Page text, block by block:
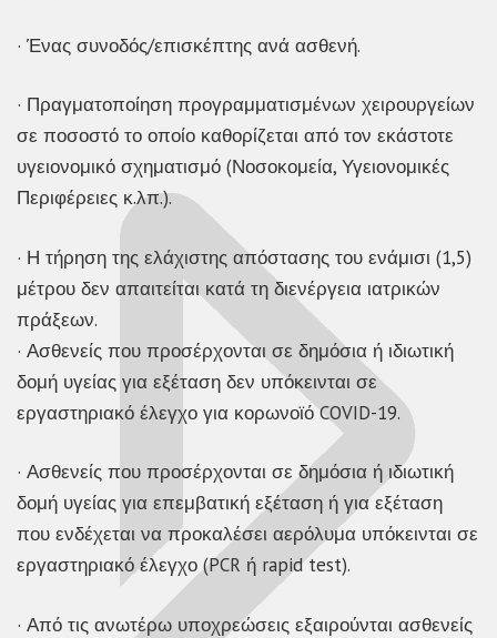
· Ένας συνοδός/επισκέπτης ανά ασθενή.
· Πραγματοποίηση προγραμματισμένων χειρουργείων
σε ποσοστό το οποίο καθορίζεται από τον εκάστοτε
υγειονομικό σχηματισμό (Νοσοκομεία, Υγειονομικές
Περιφέρειες κ.λπ.).
· Η τήρηση της ελάχιστης απόστασης του ενάμισι (1,5)
μέτρου δεν απαιτείται κατά τη διενέργεια ιατρικών
πράξεων.
· Ασθενείς που προσέρχονται σε δημόσια ή ιδιωτική
δομή υγείας για εξέταση δεν υπόκεινται σε
εργαστηριακό έλεγχο για κορωνοϊό COVID-19.
· Ασθενείς που προσέρχονται σε δημόσια ή ιδιωτική
δομή υγείας για επεμβατική εξέταση ή για εξέταση
που ενδέχεται να προκαλέσει αερόλυμα υπόκεινται σε
εργαστηριακό έλεγχο (PCR ή rapid test).
· Από τις ανωτέρω υποχρεώσεις εξαιρούνται ασθενείς